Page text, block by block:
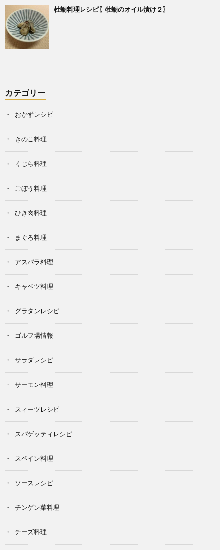
牡蛎料理レシピ〖牡蛎のオイル漬け２〗
カテゴリー
おかずレシピ
きのこ料理
くじら料理
ごぼう料理
ひき肉料理
まぐろ料理
アスパラ料理
キャベツ料理
グラタンレシピ
ゴルフ場情報
サラダレシピ
サーモン料理
スィーツレシピ
スパゲッティレシピ
スペイン料理
ソースレシピ
チンゲン菜料理
チーズ料理